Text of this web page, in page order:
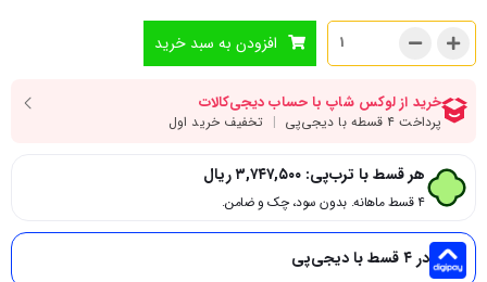
افزودن به سبد خرید
هر قسط با ترب‌پی: ۳,۷۴۷,۵۰۰ریال
۴ قسط ماهانه. بدون سود، چک و ضامن.
در ۴ قسط با دیجی‌پی